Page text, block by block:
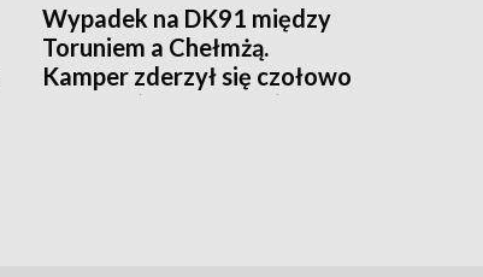
Wypadek na DK91 między
Toruniem a Chełmżą.
Kamper zderzył się czołowo